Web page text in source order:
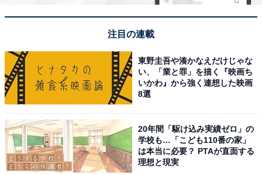
注目の連載
東野圭吾や湊かなえだけじゃな
い、「業と罪」を描く『映画ち
いかわ』から強く連想した映画
8選
20年間「駆け込み実績ゼロ」の
学校も…「こども110番の家」
は本当に必要？ PTAが直面する
理想と現実